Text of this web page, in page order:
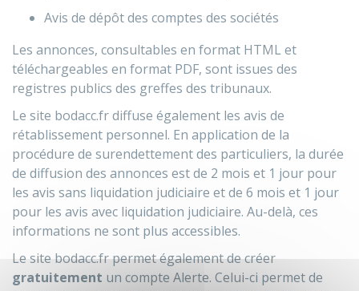
Avis de dépôt des comptes des sociétés
Les annonces, consultables en format HTML et
téléchargeables en format PDF, sont issues des
registres publics des greffes des tribunaux.
Le site bodacc.fr diffuse également les avis de
rétablissement personnel. En application de la
procédure de surendettement des particuliers, la durée
de diffusion des annonces est de 2 mois et 1 jour pour
les avis sans liquidation judiciaire et de 6 mois et 1 jour
pour les avis avec liquidation judiciaire. Au-delà, ces
informations ne sont plus accessibles.
Le site bodacc.fr permet également de créer
gratuitement un compte Alerte. Celui-ci permet de